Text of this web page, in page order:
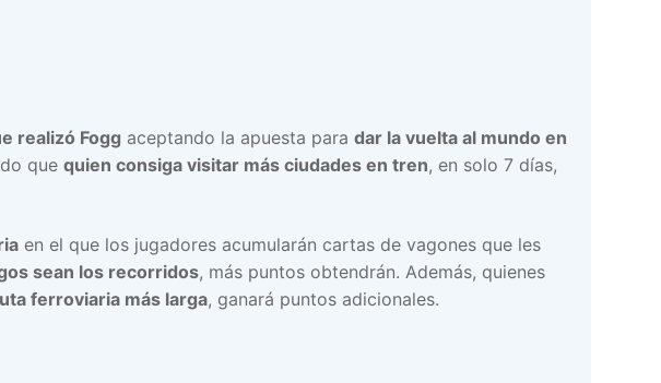
realizó Fogg aceptando la apuesta para dar la vuelta al mundo en
que quien consiga visitar más ciudades en tren, en solo 7 días,
en el que los jugadores acumularán cartas de vagones que les
sean los recorridos, más puntos obtendrán. Además, quienes
ferroviaria más larga, ganará puntos adicionales.